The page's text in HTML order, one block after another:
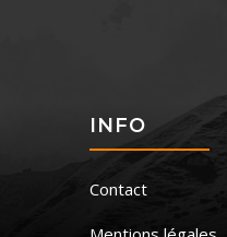
INFO
Contact